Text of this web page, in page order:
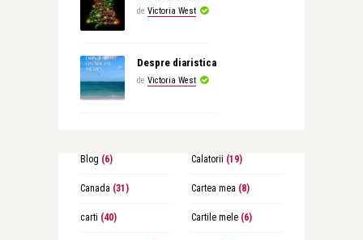
de Victoria West
Despre diaristica
de Victoria West
Blog (6) Calatorii (19)
Canada (31) Cartea mea (8)
carti (40) Cartile mele(6)